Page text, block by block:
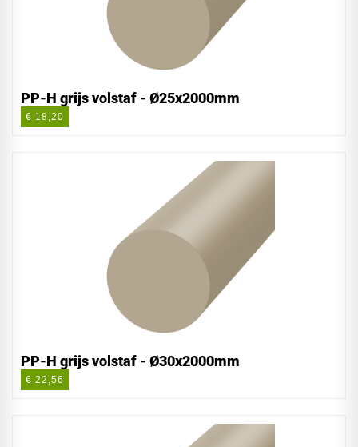
PP-H grijs volstaf - Ø25x2000mm
€ 18,20
PP-H grijs volstaf - Ø30x2000mm
€ 22,56